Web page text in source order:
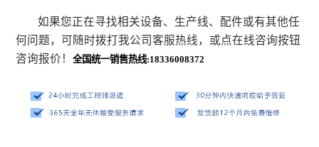
如果您正在寻找相关设备、生产线、配件或有其他任
何问题，可随时拨打我公司客服热线，或点在线咨询按钮
咨询报价！ 全国统一销售热线:18336008372